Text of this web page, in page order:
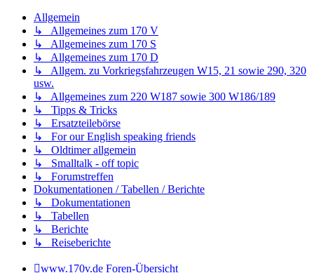
Allgemein
↳ Allgemeines zum 170 V
↳ Allgemeines zum 170 S
↳ Allgemeines zum 170 D
↳ Allgem. zu Vorkriegsfahrzeugen W15, 21 sowie 290, 320
usw.
↳ Allgemeines zum 220 W187 sowie 300 W186/189
↳ Tipps & Tricks
↳ Ersatzteilebörse
↳ For our English speaking friends
↳ Oldtimer allgemein
↳ Smalltalk - off topic
↳ Forumstreffen
Dokumentationen / Tabellen / Berichte
↳ Dokumentationen
↳ Tabellen
↳ Berichte
↳ Reiseberichte
www.170v.de Foren-Übersicht